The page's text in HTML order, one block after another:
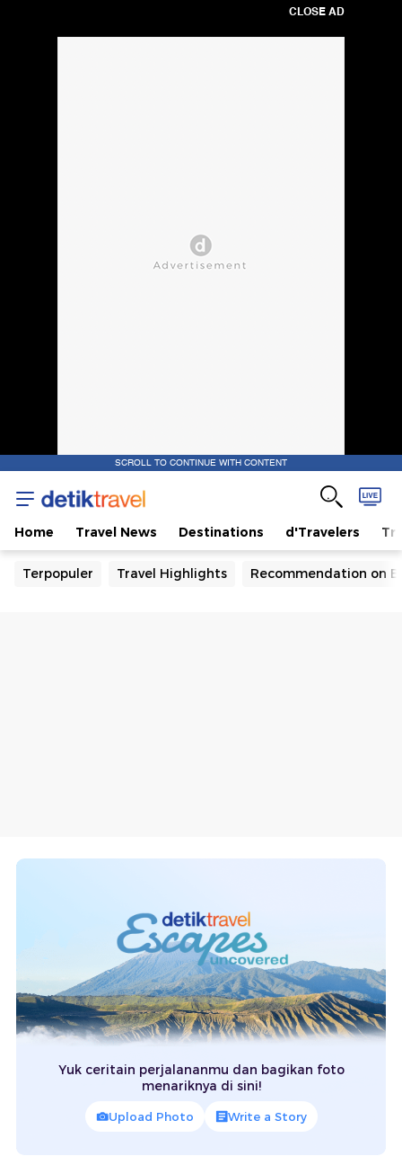
CLOSE AD
SCROLL TO CONTINUE WITH CONTENT
Home Travel News Destinations d'Travelers
Terpopuler Travel Highlights Recommendation on
Yuk ceritain perjalananmu dan bagikan foto
menariknya di sini!
Upload Photo Write a Story